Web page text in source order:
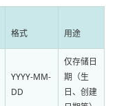
格式 用途
YYYY-MM-
DD
仅存储日
期（生
日、创建